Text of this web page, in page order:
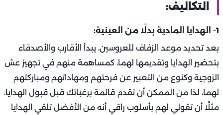
التكاليف:
1- الهدايا المادية بدلًا من العينية:
بعد تحديد موعد الزفاف للعروسين، يبدأ الأقارب والأصدقاء
بتحضير الهدايا وتقديمها لهما، كمساهمة منهم في تجهيز عش
الزوجية وكنوع من التعبير عن فرحتهم ومهاداتهم ومباركتهم
لهما، لذا من الممكن أن تقدم قائمة برغباتك قبل قبول الهدايا،
مثلًا أن تقولي لهم بأسلوب راقي أنه من الأفضل تلقي الهدايا